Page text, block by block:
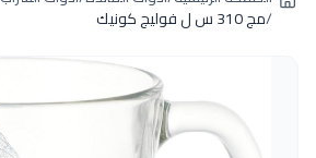
/مج 310 س ل فوليج كونيك